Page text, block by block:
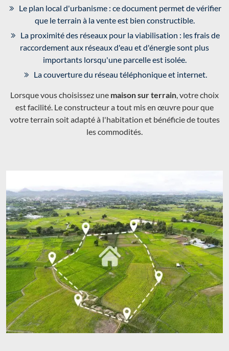
Le plan local d'urbanisme : ce document permet de vérifier
que le terrain à la vente est bien constructible.
La proximité des réseaux pour la viabilisation : les frais de
raccordement aux réseaux d'eau et d'énergie sont plus
importants lorsqu'une parcelle est isolée.
La couverture du réseau téléphonique et internet.
Lorsque vous choisissez une maison sur terrain , votre choix
est facilité. Le constructeur a tout mis en œuvre pour que
votre terrain soit adapté à l'habitation et bénéficie de toutes
les commodités.